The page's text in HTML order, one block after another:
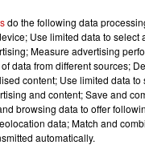
l'aire d'accueil.
bijoux ainsi que
de 46 ans, et
do the following data
Use limited data to
Measure advertising
data from different sources;
content; Use limited data
and content; Save and
browsing data to offer
data; Match and
automatically.